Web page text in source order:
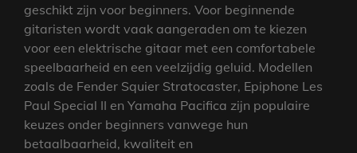
geschikt zijn voor beginners. Voor beginnende
gitaristen wordt vaak aangeraden om te kiezen
voor een elektrische gitaar met een comfortabele
speelbaarheid en een veelzijdig geluid. Modellen
zoals de Fender Squier Stratocaster, Epiphone Les
Paul Special II en Yamaha Pacifica zijn populaire
keuzes onder beginners vanwege hun
betaalbaarheid, kwaliteit en